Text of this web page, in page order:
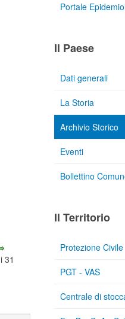
31
Portale
Il Paese
Dati generali
La Storia
Archivio Storico
Eventi
Bollettino
Il Territorio
Protezione Civile
PGT - VAS
Centrale di